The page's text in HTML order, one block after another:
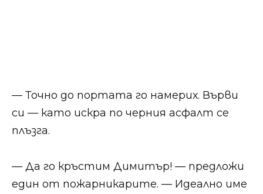
— Точно до портата го намерих. Върви
си — като искра по черния асфалт се
плъзга.
— Да го кръстим Димитър! — предложи
един от пожарникарите. — Идеално име